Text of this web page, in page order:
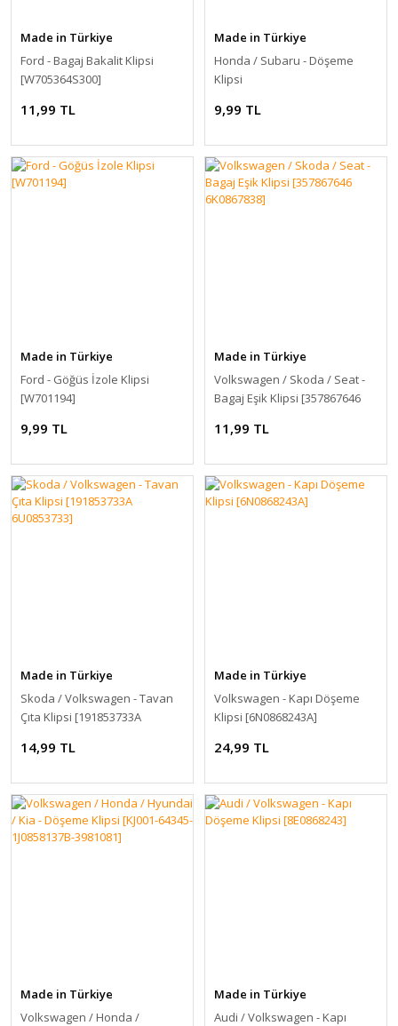
Made in Türkiye
Ford - Bagaj Bakalit Klipsi
[W705364S300]
11,99 TL
Made in Türkiye
Honda / Subaru - Döşeme
Klipsi
9,99 TL
Made in Türkiye
Ford - Göğüs İzole Klipsi
[W701194]
9,99 TL
Made in Türkiye
Volkswagen / Skoda / Seat -
Bagaj Eşik Klipsi [357867646
11,99 TL
Made in Türkiye
Skoda / Volkswagen - Tavan
Çıta Klipsi [191853733A
14,99 TL
Made in Türkiye
Volkswagen - Kapı Döşeme
Klipsi [6N0868243A]
24,99 TL
Made in Türkiye
Volkswagen / Honda /
Made in Türkiye
Audi / Volkswagen - Kapı